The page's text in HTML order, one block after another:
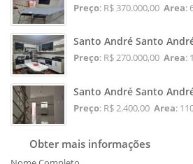
Preço: R$ 370.000,00 Area:
Santo André Santo
Preço: R$ 270.000,00 Area:
Santo André Santo
Preço: R$ 2.400,00 Area:
Obter mais informações